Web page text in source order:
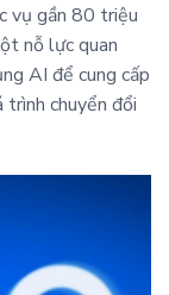
vụ gần 80 triệu
nỗ lực quan
AI để cung cấp
trình chuyển đổi